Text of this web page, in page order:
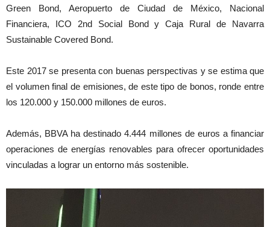
Green Bond, Aeropuerto de Ciudad de México, Nacional
Financiera, ICO 2nd Social Bond y Caja Rural de Navarra
Sustainable Covered Bond.
Este 2017 se presenta con buenas perspectivas y se estima que
el volumen final de emisiones, de este tipo de bonos, ronde entre
los 120.000 y 150.000 millones de euros.
Además, BBVA ha destinado 4.444 millones de euros a financiar
operaciones de energías renovables para ofrecer oportunidades
vinculadas a lograr un entorno más sostenible.